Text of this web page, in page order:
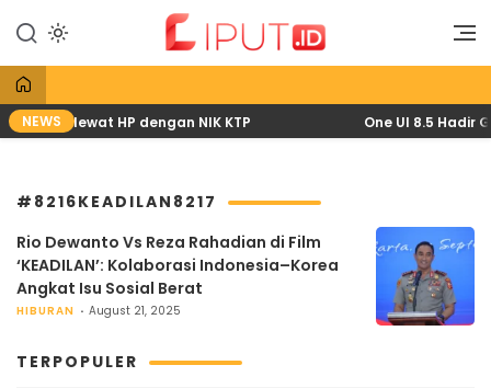
konten
Liput
Liputan Digital
NEWS
2026 lewat HP dengan NIK KTP One UI 8.5 Hadir
#8216KEADILAN8217
Rio Dewanto Vs Reza Rahadian di Film
‘KEADILAN’: Kolaborasi Indonesia–Korea
Angkat Isu Sosial Berat
HIBURAN August 21, 2025
TERPOPULER